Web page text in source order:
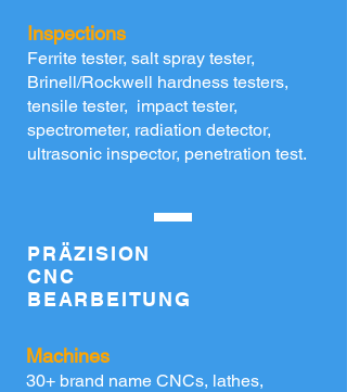
Inspections
Ferrite tester, salt spray tester,
Brinell/Rockwell hardness testers,
tensile tester, impact tester,
spectrometer, radiation detector,
ultrasonic inspector, penetration test.
PRÄZISION
CNC
BEARBEITUNG
Machines
30+ brand name CNCs, lathes,